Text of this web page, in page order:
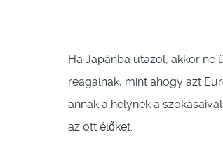
Ha Japánba utazol, akkor
reagálnak, mint ahogy azt
annak a helynek a
az ott élőket.